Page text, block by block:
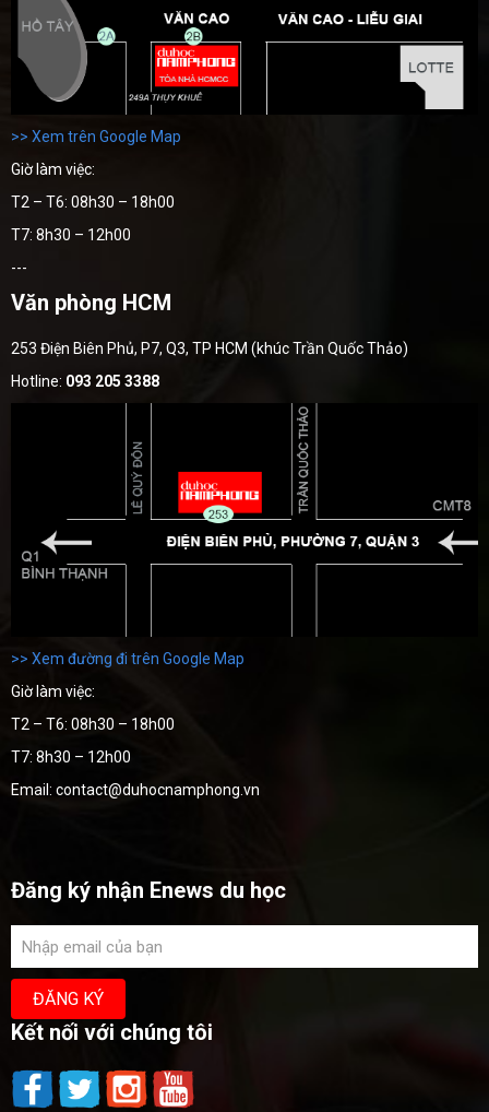
>> Xem trên Google Map
Giờ làm việc:
T2 – T6: 08h30 – 18h00
T7: 8h30 – 12h00
---
Văn phòng HCM
253 Điện Biên Phủ, P7, Q3, TP HCM (khúc Trần Quốc Thảo)
Hotline: 093 205 3388
>> Xem đường đi trên Google Map
Giờ làm việc:
T2 – T6: 08h30 – 18h00
T7: 8h30 – 12h00
Email: contact@duhocnamphong.vn
Đăng ký nhận Enews du học
Kết nối với chúng tôi